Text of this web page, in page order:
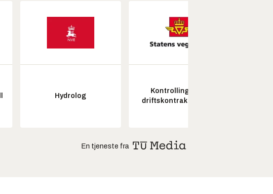
Hydrolog
Kontrollingeniør
driftskontrakt elektro
En tjeneste fra